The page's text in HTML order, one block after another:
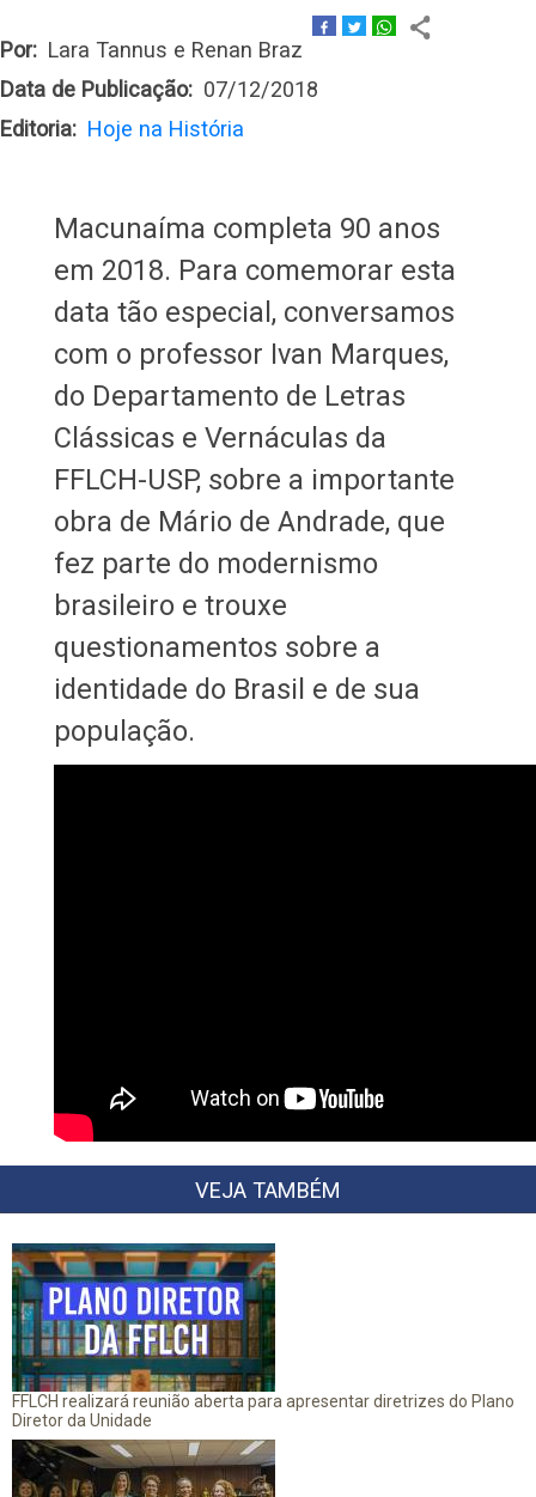
Por
Lara Tannus e Renan Braz
Data de Publicação
07/12/2018
Editoria
Hoje na História
Macunaíma completa 90 anos
em 2018. Para comemorar esta
data tão especial, conversamos
com o professor Ivan Marques,
do Departamento de Letras
Clássicas e Vernáculas da
FFLCH-USP, sobre a importante
obra de Mário de Andrade, que
fez parte do modernismo
brasileiro e trouxe
questionamentos sobre a
identidade do Brasil e de sua
população.
VEJA TAMBÉM
FFLCH realizará reunião aberta para apresentar diretrizes do Plano
Diretor da Unidade